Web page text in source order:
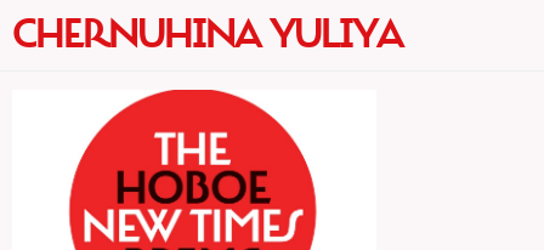
CHERNUHINA YULIYA